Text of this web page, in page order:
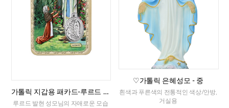
가톨릭 지갑용 패카드-루르드 발
현 성모님(이태리)
루르드 발현 성모님의 자애로운 모습
♡가톨릭 은혜성모 - 중
흰색과 푸른색의 전통적인 색상/안방,
거실용